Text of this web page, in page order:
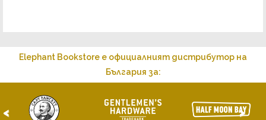
Elephant Bookstore е официалният дистрибутор на
България за:
< >